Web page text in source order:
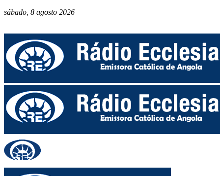
sábado, 8 agosto 2026